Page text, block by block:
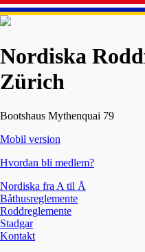
Nordiska
Zürich
Bootshaus Mythenquai 79
Mobil version
Hvordan bli medlem?
Nordiska fra A til Å
Båthusreglemente
Roddreglemente
Stadgar
Kontakt